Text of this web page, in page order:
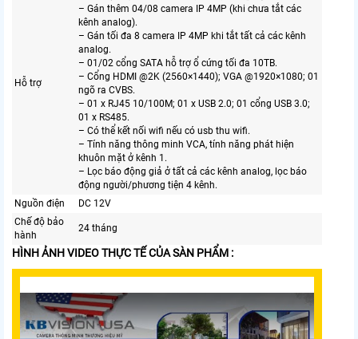
Hỗ trợ
– Gán thêm 04/08 camera IP 4MP (khi chưa tắt các
kênh analog).
– Gán tối đa 8 camera IP 4MP khi tắt tất cả các kênh
analog.
– 01/02 cổng SATA hỗ trợ ổ cứng tối đa 10TB.
– Cổng HDMI @2K (2560×1440); VGA @1920×1080; 01
ngõ ra CVBS.
– 01 x RJ45 10/100M; 01 x USB 2.0; 01 cổng USB 3.0;
01 x RS485.
– Có thể kết nối wifi nếu có usb thu wifi.
– Tính năng thông minh VCA, tính năng phát hiện
khuôn mặt ở kênh 1.
– Lọc báo động giả ở tất cả các kênh analog, lọc báo
động người/phương tiện 4 kênh.
Nguồn điện
DC 12V
Chế độ bảo
hành
24 tháng
HÌNH ẢNH VIDEO THỰC TẾ CỦA SÀN PHẨM :